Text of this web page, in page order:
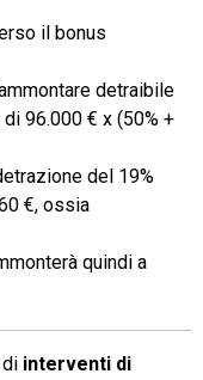
il bonus
detraibile
96.000 € x (50% +
del 19%
€, ossia
quindi a
interventi di